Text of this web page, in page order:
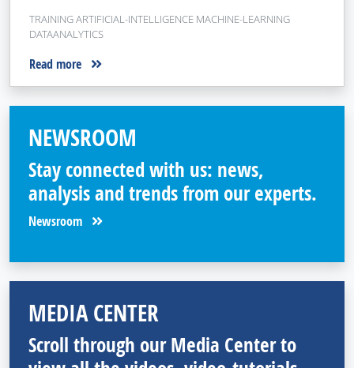
TRAINING ARTIFICIAL-INTELLIGENCE MACHINE-LEARNING
DATAANALYTICS
Read more
NEWSROOM
Stay connected with us: news,
analysis and trends from our experts.
Newsroom
MEDIA CENTER
Scroll through our Media Center to